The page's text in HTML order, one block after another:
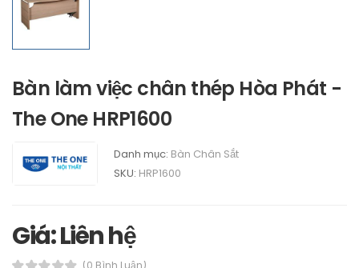
Bàn làm việc chân thép Hòa Phát -
The One HRP1600
Danh mục: Bàn Chân Sắt
SKU: HRP1600
Giá: Liên hệ
(0 Bình Luận)